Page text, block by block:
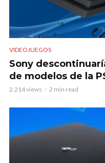
VIDEOJUEGOS
Sony
de modelos de la
2.214 views 2 min read